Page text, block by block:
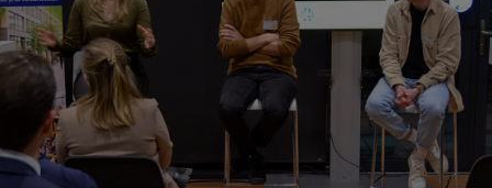
I
G
A